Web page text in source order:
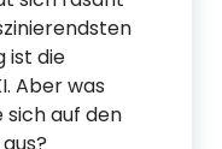
ist die
Aber was
sich auf den